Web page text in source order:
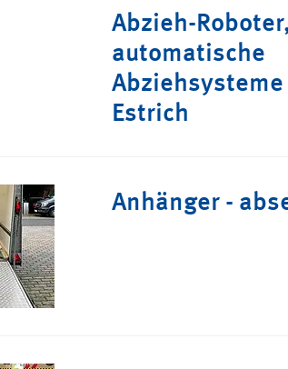
Abzieh-
automatische
Estrich
Anhänger -